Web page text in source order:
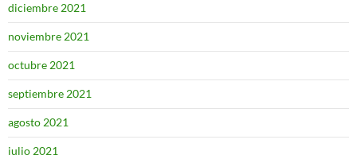
diciembre 2021
noviembre 2021
octubre 2021
septiembre 2021
agosto 2021
julio 2021